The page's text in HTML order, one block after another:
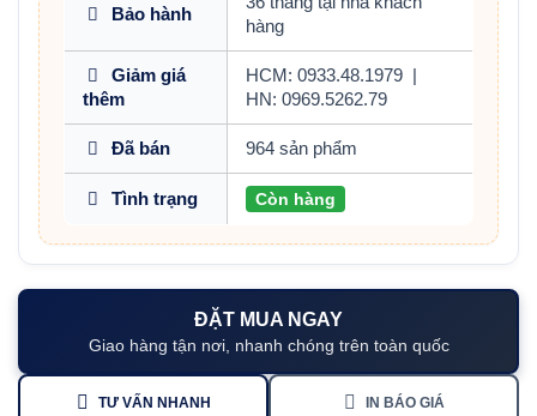
Bảo hành
hàng
Giảm giá
thêm
HCM: 0933.48.1979
HN: 0969.5262.79
Đã bán 964 sản phẩm
Tình trạng Còn hàng
ĐẶT MUA NGAY
Giao hàng tận nơi, nhanh chóng trên toàn quốc
TƯ VẤN NHANH IN BÁO GIÁ